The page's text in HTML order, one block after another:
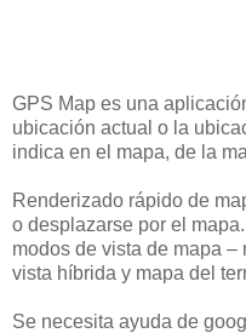
GPS Map es una
ubicación actual o la
indica en el mapa, de la
Renderizado rápido de
o desplazarse por el
modos de vista de mapa –
vista híbrida y mapa del
Se necesita ayuda de